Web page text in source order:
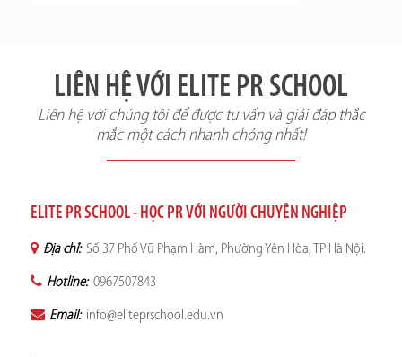
LIÊN HỆ VỚI ELITE PR SCHOOL
Liên hệ với chúng tôi để được tư vấn và giải đáp thắc
mắc một cách nhanh chóng nhất!
ELITE PR SCHOOL - HỌC PR VỚI NGƯỜI CHUYÊN NGHIỆP
Địa chỉ: Số 37 Phố Vũ Phạm Hàm, Phường Yên Hòa, TP Hà Nội.
Hotline: 0967507843
Email: info@eliteprschool.edu.vn